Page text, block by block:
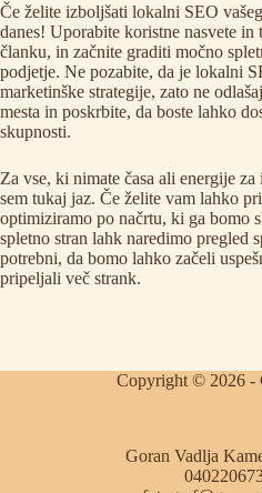
Če želite izboljšati lokalni SEO
danes! Uporabite koristne nasvete
članku, in začnite graditi močno
podjetje. Ne pozabite, da je lokalni
marketinške strategije, zato ne
mesta in poskrbite, da boste lahko
skupnosti.
Za vse, ki nimate časa ali energije
sem tukaj jaz. Če želite vam lahko
optimiziramo po načrtu, ki ga bomo
spletno stran lahk naredimo pregled
potrebni, da bomo lahko začeli
pripeljali več strank.
Copyright © 2026 -
Goran Vadlja